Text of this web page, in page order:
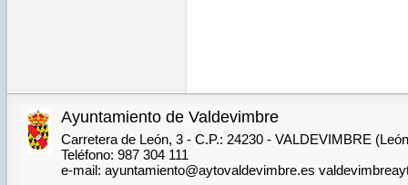
Ayuntamiento de Valdevimbre
Carretera de León, 3 - C.P.: 24230 - VALDEVIMBRE
Teléfono: 987 304 111
e-mail: ayuntamiento@aytovaldevimbre.es